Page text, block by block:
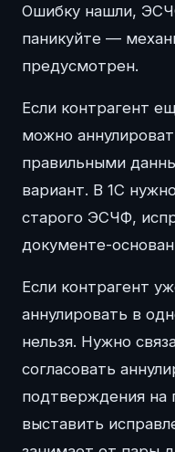
Ошибку нашли,
паникуйте —
предусмотрен.
Если контрагент
можно
правильными
вариант. В 1С
старого ЭСЧФ,
документе-
Если контрагент
аннулировать в
нельзя. Нужно
согласовать
подтверждения на
выставить